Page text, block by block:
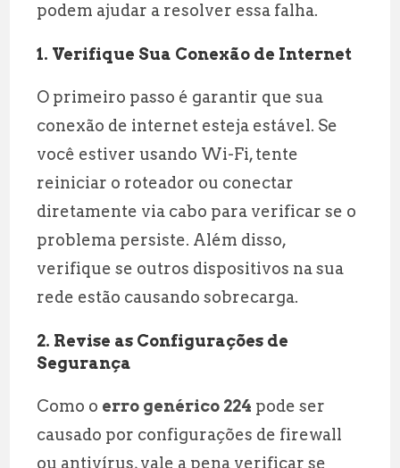
podem ajudar a resolver essa falha.
1. Verifique Sua Conexão de Internet
O primeiro passo é garantir que sua
conexão de internet esteja estável. Se
você estiver usando Wi-Fi, tente
reiniciar o roteador ou conectar
diretamente via cabo para verificar se o
problema persiste. Além disso,
verifique se outros dispositivos na sua
rede estão causando sobrecarga.
2. Revise as Configurações de
Segurança
Como o erro genérico 224 pode ser
causado por configurações de firewall
ou antivírus, vale a pena verificar se